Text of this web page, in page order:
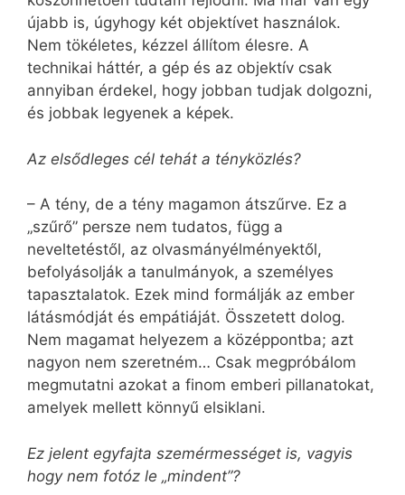
újabb is, úgyhogy két objektívet használok.
Nem tökéletes, kézzel állítom élesre. A
technikai háttér, a gép és az objektív csak
annyiban érdekel, hogy jobban tudjak dolgozni,
és jobbak legyenek a képek.
Az elsődleges cél tehát a tényközlés?
– A tény, de a tény magamon átszűrve. Ez a
„szűrő” persze nem tudatos, függ a
neveltetéstől, az olvasmányélményektől,
befolyásolják a tanulmányok, a személyes
tapasztalatok. Ezek mind formálják az ember
látásmódját és empátiáját. Összetett dolog.
Nem magamat helyezem a középpontba; azt
nagyon nem szeretném… Csak megpróbálom
megmutatni azokat a finom emberi pillanatokat,
amelyek mellett könnyű elsiklani.
Ez jelent egyfajta szemérmességet is, vagyis
hogy nem fotóz le „mindent”?